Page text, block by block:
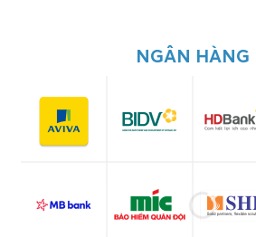
NGÂN HÀNG